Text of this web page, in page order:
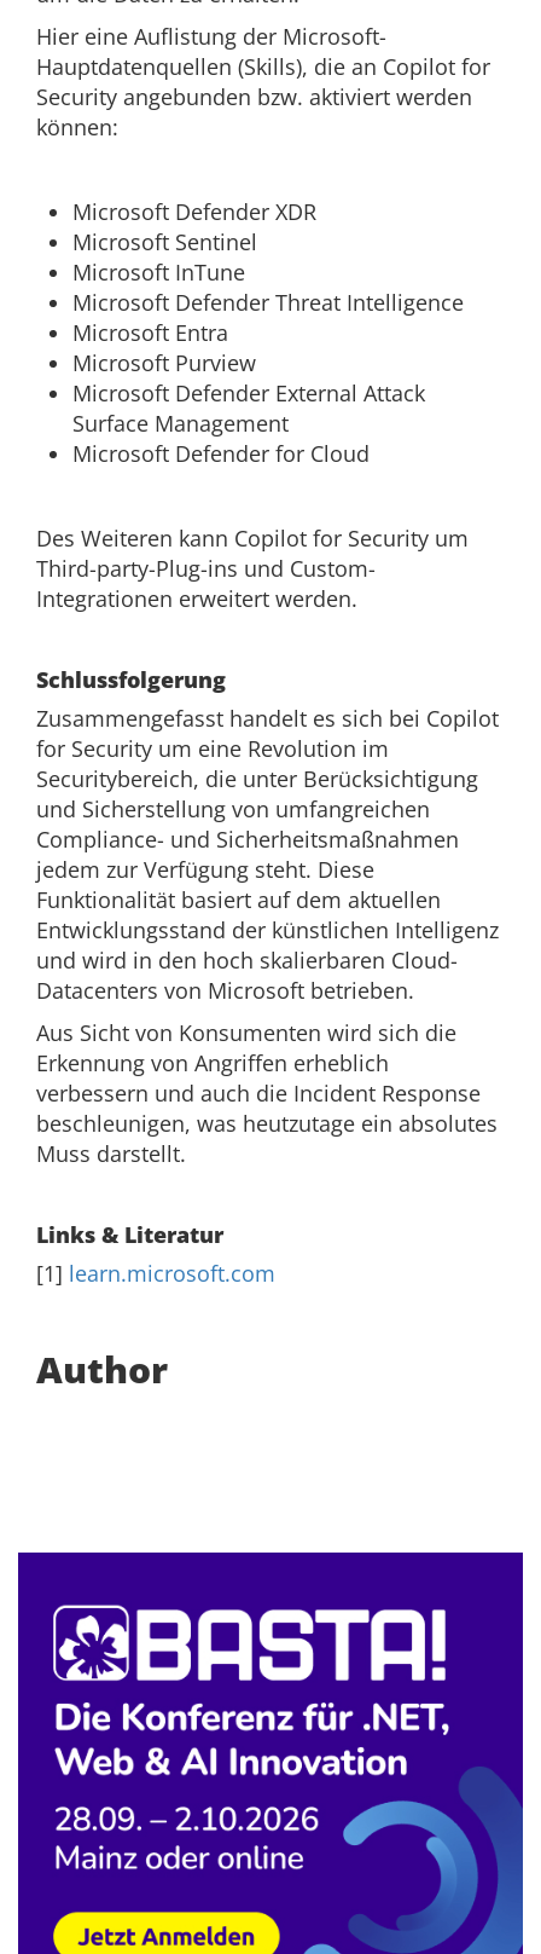
Hier eine Auflistung der Microsoft-
Hauptdatenquellen (Skills), die an Copilot for
Security angebunden bzw. aktiviert werden
können:
Microsoft Defender XDR
Microsoft Sentinel
Microsoft InTune
Microsoft Defender Threat Intelligence
Microsoft Entra
Microsoft Purview
Microsoft Defender External Attack
Surface Management
Microsoft Defender for Cloud
Des Weiteren kann Copilot for Security um
Third-party-Plug-ins und Custom-
Integrationen erweitert werden.
Schlussfolgerung
Zusammengefasst handelt es sich bei Copilot
for Security um eine Revolution im
Securitybereich, die unter Berücksichtigung
und Sicherstellung von umfangreichen
Compliance- und Sicherheitsmaßnahmen
jedem zur Verfügung steht. Diese
Funktionalität basiert auf dem aktuellen
Entwicklungsstand der künstlichen Intelligenz
und wird in den hoch skalierbaren Cloud-
Datacenters von Microsoft betrieben.
Aus Sicht von Konsumenten wird sich die
Erkennung von Angriffen erheblich
verbessern und auch die Incident Response
beschleunigen, was heutzutage ein absolutes
Muss darstellt.
Links & Literatur
[1] learn.microsoft.com
Author